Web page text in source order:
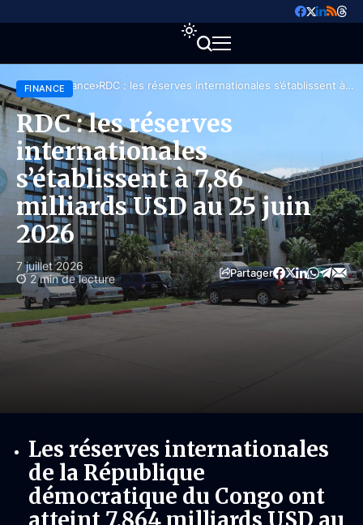
Accueil Finance RDC : les réserves internationales s’établissent à
FINANCE
RDC : les réserves
internationales
s’établissent à 7,86
milliards USD au 25 juin
2026
7 juillet 2026
2 min de lecture
Partager
Les réserves internationales
de la République
démocratique du Congo ont